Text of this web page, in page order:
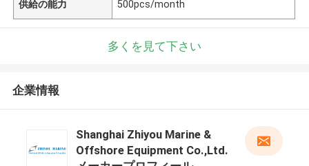
供給の能力 500pcs/month
多くを見て下さい
企業情報
Shanghai Zhiyou Marine &
Offshore Equipment Co.,Ltd.